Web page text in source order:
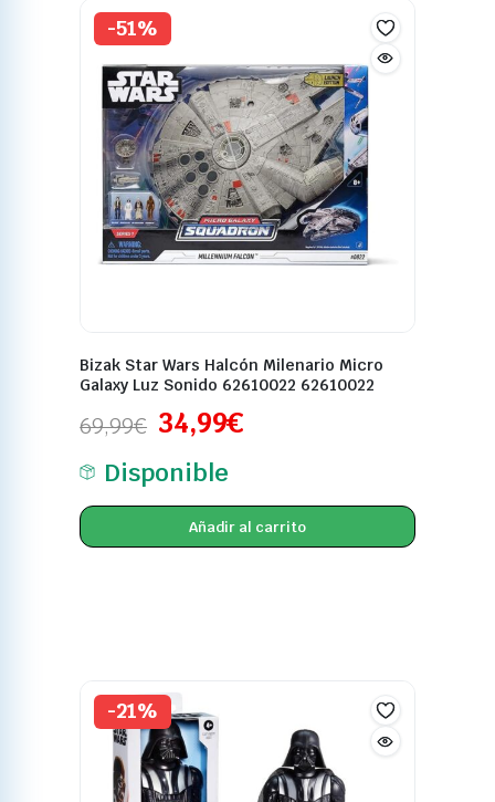
-51%
Bizak Star Wars Halcón Milenario Micro
Galaxy Luz Sonido 62610022 62610022
69,99€ 34,99€
Disponible
Añadir al carrito
-21%